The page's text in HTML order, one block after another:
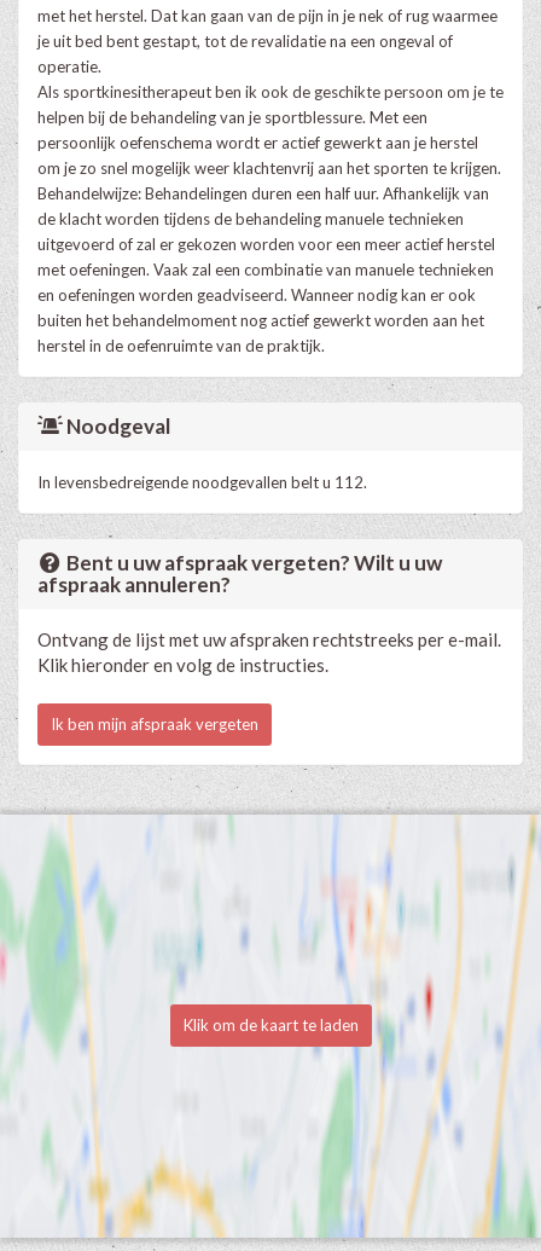
met het herstel. Dat kan gaan van de pijn in je nek of rug waarmee
je uit bed bent gestapt, tot de revalidatie na een ongeval of
operatie.
Als sportkinesitherapeut ben ik ook de geschikte persoon om je te
helpen bij de behandeling van je sportblessure. Met een
persoonlijk oefenschema wordt er actief gewerkt aan je herstel
om je zo snel mogelijk weer klachtenvrij aan het sporten te krijgen.
Behandelwijze: Behandelingen duren een half uur. Afhankelijk van
de klacht worden tijdens de behandeling manuele technieken
uitgevoerd of zal er gekozen worden voor een meer actief herstel
met oefeningen. Vaak zal een combinatie van manuele technieken
en oefeningen worden geadviseerd. Wanneer nodig kan er ook
buiten het behandelmoment nog actief gewerkt worden aan het
herstel in de oefenruimte van de praktijk.
Noodgeval
In levensbedreigende noodgevallen belt u 112.
Bent u uw afspraak vergeten? Wilt u uw
afspraak annuleren?
Ontvang de lijst met uw afspraken rechtstreeks per e-mail.
Klik hieronder en volg de instructies.
Ik ben mijn afspraak vergeten
Klik om de kaart te laden